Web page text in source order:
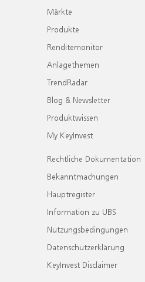
Märkte
Produkte
Renditemonitor
Anlagethemen
TrendRadar
Blog & Newsletter
Produktwissen
My KeyInvest
Rechtliche Dokumentation
Bekanntmachungen
Hauptregister
Information zu UBS
Nutzungsbedingungen
Datenschutzerklärung
KeyInvest Disclaimer